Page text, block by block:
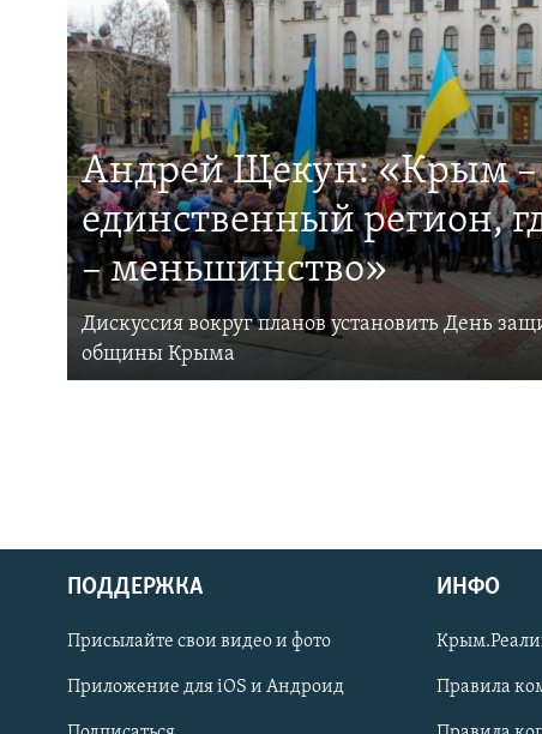
Українською
Qırımtatar
Андрей Щекун: «Крым –
единственный регион,
– меньшинство»
Дискуссия вокруг планов установить День
общины Крыма
ПОДДЕРЖКА
Присылайте свои видео и фото
Приложение для iOS и Андроид
ИНФО
Правила